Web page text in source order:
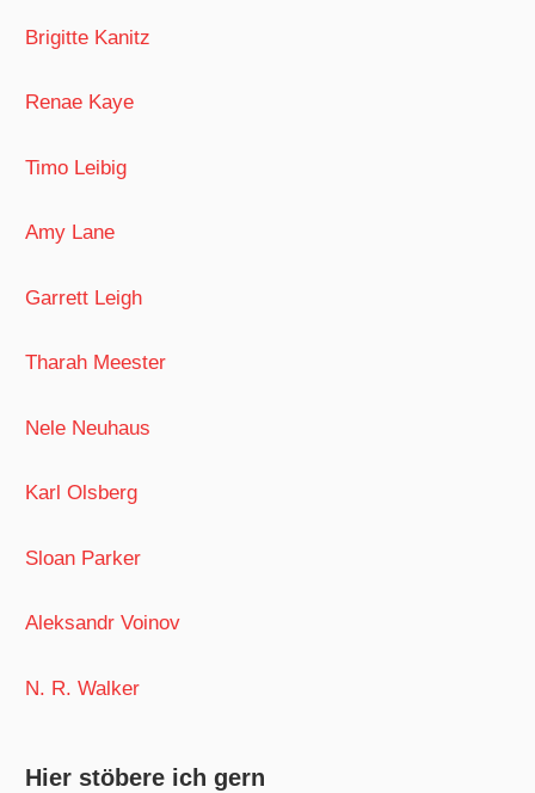
Brigitte Kanitz
Renae Kaye
Timo Leibig
Amy Lane
Garrett Leigh
Tharah Meester
Nele Neuhaus
Karl Olsberg
Sloan Parker
Aleksandr Voinov
N. R. Walker
Hier stöbere ich gern